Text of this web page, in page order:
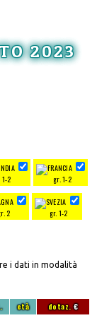
2023
1-2 gr. 1-2
2 gr. 1-2
i dati in modalità
età dotaz.€